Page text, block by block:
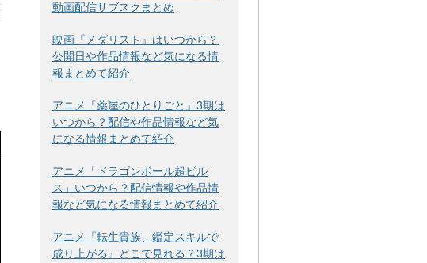
動画配信サブスクまとめ
映画『メダリスト』はいつから？
公開日や作品情報など気になる情
報まとめて紹介
アニメ『薬屋のひとりごと』3期は
いつから？配信や作品情報など気
になる情報まとめて紹介
アニメ「ドラゴンボール超ビル
ス」いつから？配信情報や作品情
報など気になる情報まとめて紹介
アニメ『転生貴族、鑑定スキルで
成り上がる』どこで見れる？3期は